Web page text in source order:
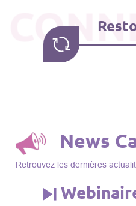
News
Retrouvez les dernières